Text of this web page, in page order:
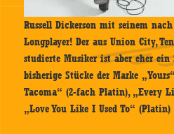
Russell Dickerson mit seinem
Longplayer! Der aus Union City,
studierte Musiker ist aber eher ein
bisherige Stücke der Marke
Tacoma“ (2-fach Platin), „Every
„Love You Like I Used To“